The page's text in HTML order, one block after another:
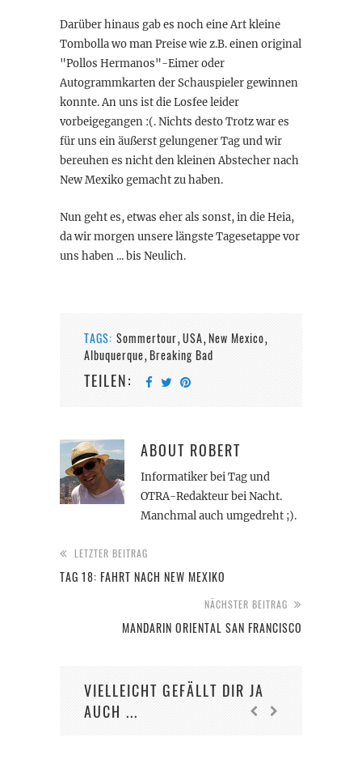
Darüber hinaus gab es noch eine Art kleine
Tombolla wo man Preise wie z.B. einen original
"Pollos Hermanos"-Eimer oder
Autogrammkarten der Schauspieler gewinnen
konnte. An uns ist die Losfee leider
vorbeigegangen :(. Nichts desto Trotz war es
für uns ein äußerst gelungener Tag und wir
bereuhen es nicht den kleinen Abstecher nach
New Mexiko gemacht zu haben.
Nun geht es, etwas eher als sonst, in die Heia,
da wir morgen unsere längste Tagesetappe vor
uns haben ... bis Neulich.
TAGS: Sommertour,USA,New Mexico,
Albuquerque,Breaking Bad
TEILEN:
ABOUT ROBERT
Informatiker bei Tag und
OTRA-Redakteur bei Nacht.
Manchmal auch umgedreht ;).
LETZTER BEITRAG
TAG 18: FAHRT NACH NEW MEXIKO
NÄCHSTER BEITRAG
MANDARIN ORIENTAL SAN FRANCISCO
VIELLEICHT GEFÄLLT DIR JA
AUCH ...